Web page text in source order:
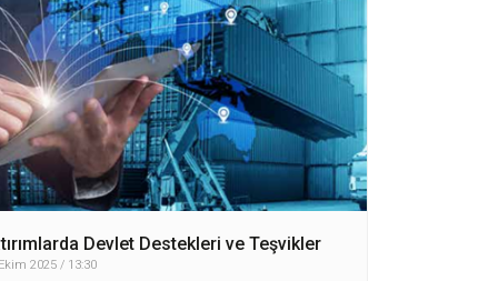
Devlet Destekleri ve Teşvikler
2025 / 13:30